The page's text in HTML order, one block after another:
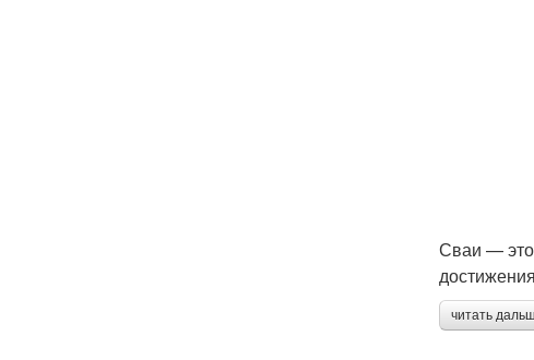
Сваи — это
читать